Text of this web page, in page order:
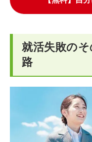
就活失敗の
路